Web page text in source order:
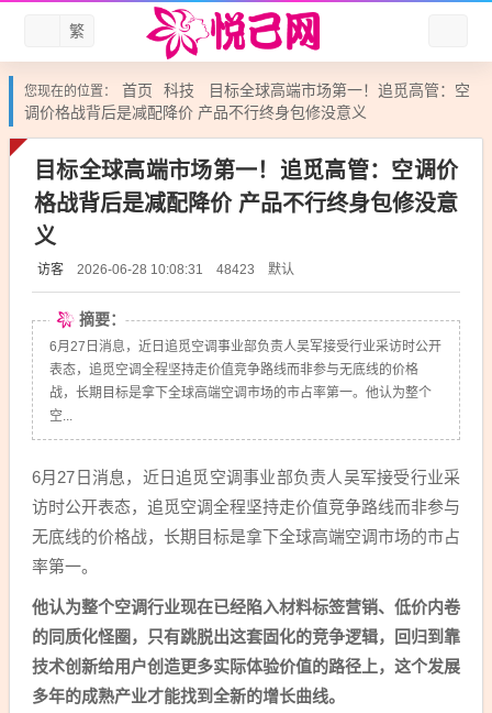
繁
您现在的位置： 首页 科技
目标全球高端市场第一！追觅高管：空
调价格战背后是减配降价 产品不行终身包修没意义
目标全球高端市场第一！追觅高管：空调价
格战背后是减配降价 产品不行终身包修没意
义
访客 2026-06-28 10:08:31 48423 默认
摘要：
6月27日消息，近日追觅空调事业部负责人吴军接受行业采访时公开
表态，追觅空调全程坚持走价值竞争路线而非参与无底线的价格
战，长期目标是拿下全球高端空调市场的市占率第一。他认为整个
空...
6月27日消息，近日追觅空调事业部负责人吴军接受行业采
访时公开表态，追觅空调全程坚持走价值竞争路线而非参与
无底线的价格战，长期目标是拿下全球高端空调市场的市占
率第一。
他认为整个空调行业现在已经陷入材料标签营销、低价内卷
的同质化怪圈，只有跳脱出这套固化的竞争逻辑，回归到靠
技术创新给用户创造更多实际体验价值的路径上，这个发展
多年的成熟产业才能找到全新的增长曲线。